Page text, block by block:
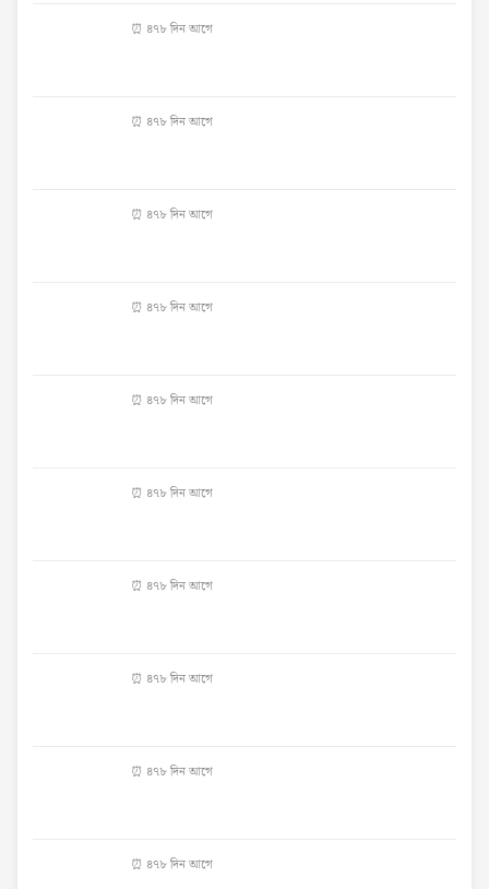
⏰ ৪৭৮ দিন আগে
⏰ ৪৭৮ দিন আগে
⏰ ৪৭৮ দিন আগে
⏰ ৪৭৮ দিন আগে
⏰ ৪৭৮ দিন আগে
⏰ ৪৭৮ দিন আগে
⏰ ৪৭৮ দিন আগে
⏰ ৪৭৮ দিন আগে
⏰ ৪৭৮ দিন আগে
⏰ ৪৭৮ দিন আগে